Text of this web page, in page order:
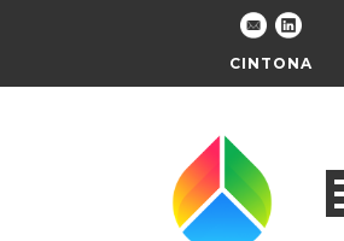
CINTONA